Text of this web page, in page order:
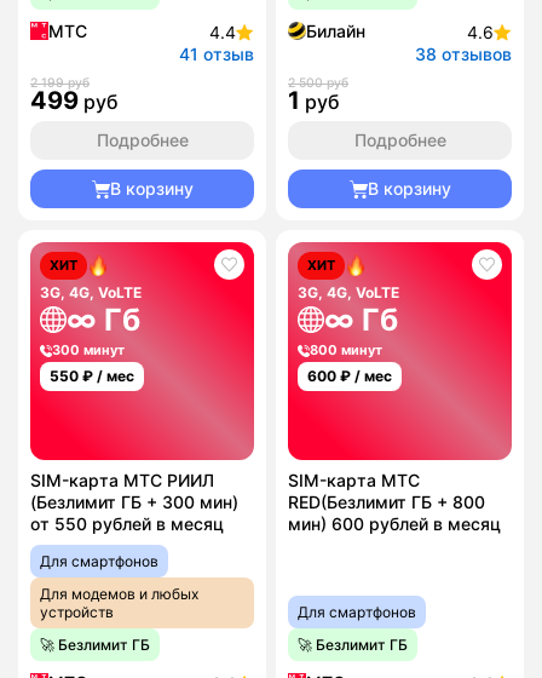
МТС
4.4
41 отзыв
2 199 руб
499 руб
Подробнее
В корзину
Билайн
4.6
38 отзывов
2 500 руб
1 руб
Подробнее
В корзину
ХИТ
3G, 4G, VoLTE
∞ Гб
300 минут
550 ₽ / мес
SIM-карта МТС РИИЛ
(Безлимит ГБ + 300 мин)
от 550 рублей в месяц
Для смартфонов
Для модемов и любых
устройств
🚀 Безлимит ГБ
ХИТ
3G, 4G, VoLTE
∞ Гб
800 минут
600 ₽ / мес
SIM-карта МТС
RED(Безлимит ГБ + 800
мин) 600 рублей в месяц
Для смартфонов
🚀 Безлимит ГБ